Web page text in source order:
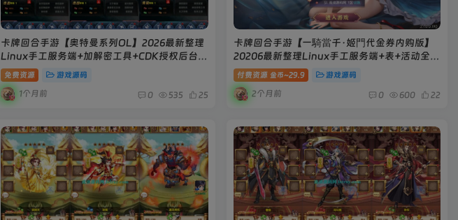
卡牌回合手游【奥特曼系列OL】2026最新整理
Linux手工服务端+加解密工具+CDK授权后台
+双端+教程
免费资源 游戏源码
1个月前 0 535 25
卡牌回合手游【一騎當千·姬門代金券内购版】
20206最新整理Linux手工服务端+表+活动全开
+管理后台+GM授权后台+安卓+搭建教程
付费资源 金币~29.9 游戏源码
2个月前 0 600 22